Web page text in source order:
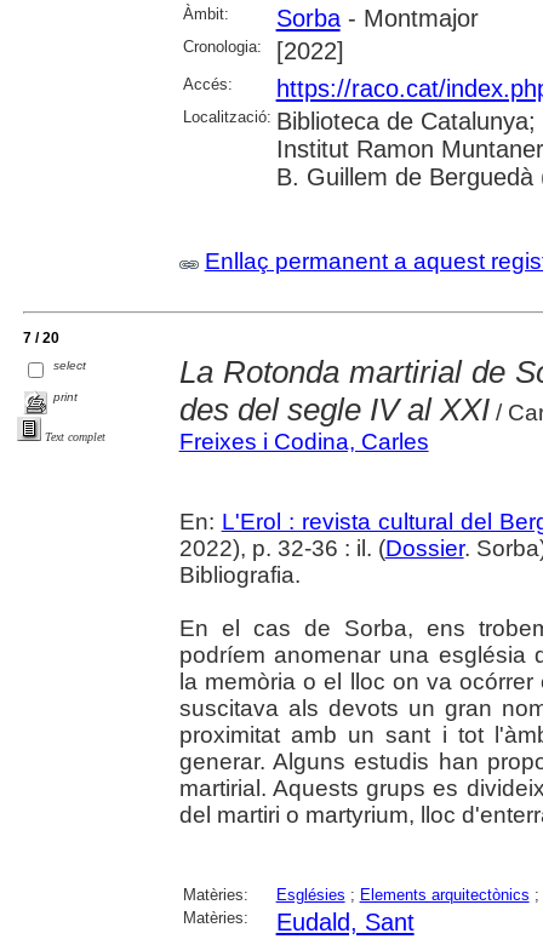
Àmbit: Sorba- Montmajor
Cronologia: [2022]
Accés: https://raco.cat/
Localització: Biblioteca de
Institut Ramon
B. Guillem de Berguedà
Enllaç permanent a aquest
7 / 20
select
print
Text complet
La Rotonda martirial de
des del segle IV al XXI/
Freixes i Codina, Carles
En: L'Erol : revista cultural del
2022), p. 32-36 : il. (Dossier.
Bibliografia.
En el cas de Sorba, ens
podríem anomenar una església
la memòria o el lloc on va
suscitava als devots un gran
proximitat amb un sant i tot
generar. Alguns estudis han
martirial. Aquests grups es
del martiri o martyrium, lloc
Matèries: Esglésies ; Elements arquitectònics ;
Matèries:
Eudald, Sant